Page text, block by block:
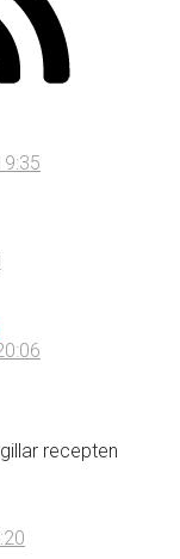
recepten